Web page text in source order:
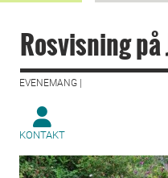
Rosvisning
EVENEMANG |
KONTAKT